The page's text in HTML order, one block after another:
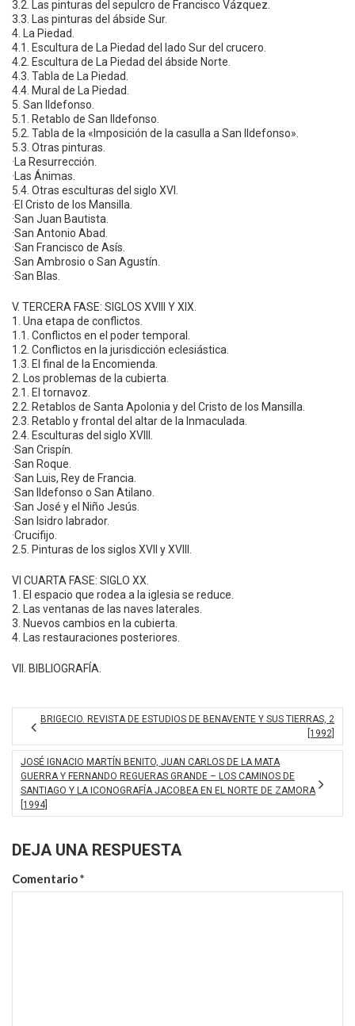
3.2. Las pinturas del sepulcro de Francisco Vázquez.
3.3. Las pinturas del ábside Sur.
4. La Piedad.
4.1. Escultura de La Piedad del lado Sur del crucero.
4.2. Escultura de La Piedad del ábside Norte.
4.3. Tabla de La Piedad.
4.4. Mural de La Piedad.
5. San Ildefonso.
5.1. Retablo de San Ildefonso.
5.2. Tabla de la «Imposición de la casulla a San Ildefonso».
5.3. Otras pinturas.
·La Resurrección.
·Las Ánimas.
5.4. Otras esculturas del siglo XVI.
·El Cristo de los Mansilla.
·San Juan Bautista.
·San Antonio Abad.
·San Francisco de Asís.
·San Ambrosio o San Agustín.
·San Blas.
V. TERCERA FASE: SIGLOS XVIII Y XIX.
1. Una etapa de conflictos.
1.1. Conflictos en el poder temporal.
1.2. Conflictos en la jurisdicción eclesiástica.
1.3. El final de la Encomienda.
2. Los problemas de la cubierta.
2.1. El tornavoz.
2.2. Retablos de Santa Apolonia y del Cristo de los Mansilla.
2.3. Retablo y frontal del altar de la Inmaculada.
2.4. Esculturas del siglo XVIII.
·San Crispín.
·San Roque.
·San Luis, Rey de Francia.
·San Ildefonso o San Atilano.
·San José y el Niño Jesús.
·San Isidro labrador.
·Crucifijo.
2.5. Pinturas de los siglos XVII y XVIII.
VI CUARTA FASE: SIGLO XX.
1. El espacio que rodea a la iglesia se reduce.
2. Las ventanas de las naves laterales.
3. Nuevos cambios en la cubierta.
4. Las restauraciones posteriores.
VII. BIBLIOGRAFÍA.
BRIGECIO. REVISTA DE ESTUDIOS DE BENAVENTE Y SUS TIERRAS, 2
[1992]
JOSÉ IGNACIO MARTÍN BENITO, JUAN CARLOS DE LA MATA
GUERRA Y FERNANDO REGUERAS GRANDE – LOS CAMINOS DE
SANTIAGO Y LA ICONOGRAFÍA JACOBEA EN EL NORTE DE ZAMORA
[1994]
DEJA UNA RESPUESTA
Comentario*